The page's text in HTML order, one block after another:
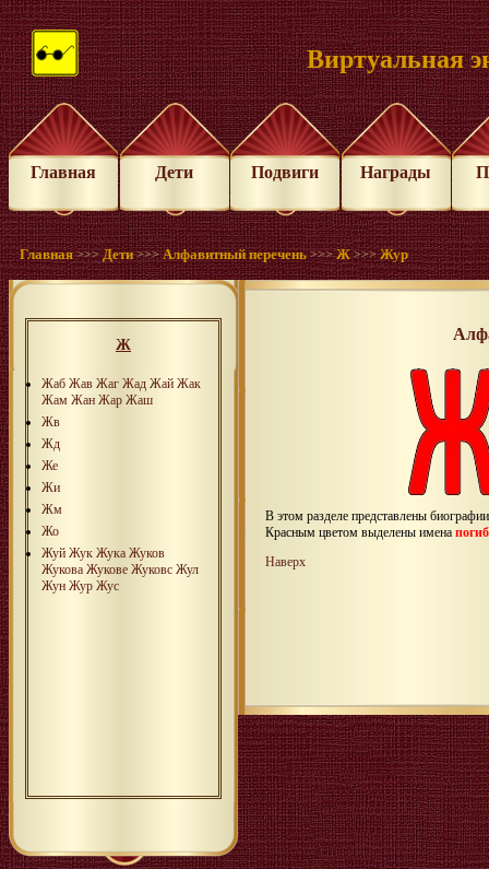
Виртуальная
Главная Дети Подвиги Награды
Главная >>>Дети >>>Алфавитный перечень >>>Ж >>>Жур
Ж
Жаб Жав Жаг Жад Жай Жак
Жам Жан Жар Жаш
Жв
Жд
Же
Жи
Жм
Жо
Жуй Жук Жука Жуков
Жукова Жукове Жуковс Жул
Жун Жур Жус
В этом разделе представлены
Красным цветом выделены имена
Наверх